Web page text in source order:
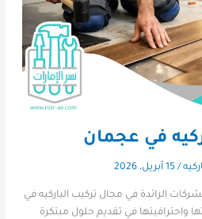
في عجمان
/15 أبريل، 2026
الرائدة في مجال تركيب الباركيه في
واحترافيتها في تقديم حلول مبتكرة